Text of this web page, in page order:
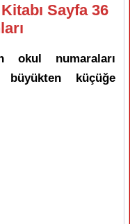
Sayfa 36
okul numaraları
küçüğe